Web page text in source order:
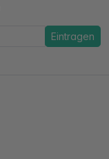
Eintragen